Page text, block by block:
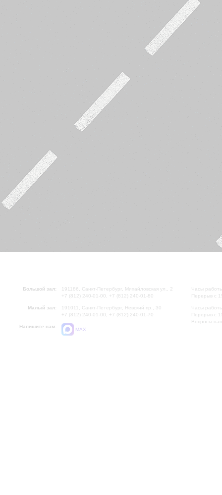
Большой зал:
191186, Санкт-Петербург, Михайловская ул., 2
+7 (812) 240-01-00, +7 (812) 240-01-80
Малый зал:
191011, Санкт-Петербург, Невский пр., 30
+7 (812) 240-01-00, +7 (812) 240-01-70
Напишите нам:
MAX
Часы
Перерыв с
Часы
Перерыв с
Вопросы